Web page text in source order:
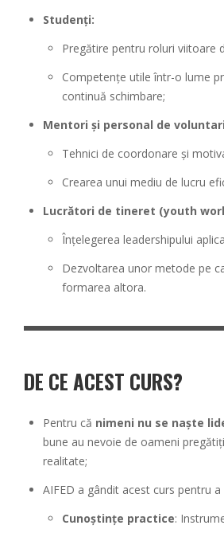
Studenți:
Pregătire pentru roluri viitoare
Competențe utile într-o lume
continuă schimbare;
Mentori și personal de
Tehnici de coordonare și
Crearea unui mediu de lucru
Lucrători de tineret (youth
Înțelegerea leadershipului
Dezvoltarea unor metode pe
formarea altora.
DE CE ACEST CURS?
Pentru că nimeni nu se naște
bune au nevoie de oameni
realitate;
AIFED a gândit acest curs pentru a
Cunoștințe practice: